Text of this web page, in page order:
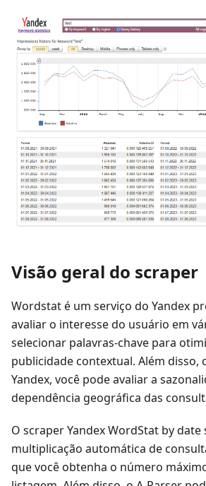
Visão geral do scraper
Wordstat é um serviço do Yandex
avaliar o interesse do usuário em
selecionar palavras-chave para
publicidade contextual. Além disso,
Yandex, você pode avaliar a
dependência geográfica das
O scraper Yandex WordStat by date
multiplicação automática de
que você obtenha o número